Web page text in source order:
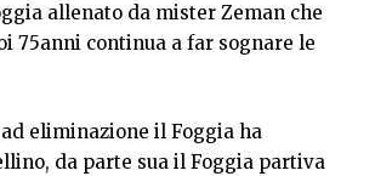
allenato da mister Zeman che
75anni continua a far sognare le
eliminazione il Foggia ha
da parte sua il Foggia partiva